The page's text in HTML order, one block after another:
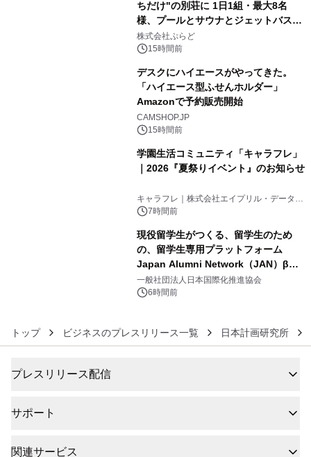
ちだけ"の別荘に 1日1組・最大8名
様、プールとサウナとジェットバス付
きで Villa Mon Temps AWAJIの連泊
素泊りプラン
株式会社ぷらど
15時間前
デスクにハイエースがやってきた。
「ハイエース型ふせんホルダー」
Amazonで予約販売開始
CAMSHOP.JP
15時間前
学園生活コミュニティ「キャラフレ」
｜2026『夏祭りイベント』のお知らせ
キャラフレ｜株式会社エイプリル・データ・
デザインズ
7時間前
現役留学生がつくる、留学生のため
の、留学生専用プラットフォーム
Japan Alumni Network（JAN）β版
をリリース
一般社団法人日本国際化推進協会
6時間前
トップ ビジネスのプレスリリース一覧 日本計画研究所
プレスリリース配信
サポート
関連サービス